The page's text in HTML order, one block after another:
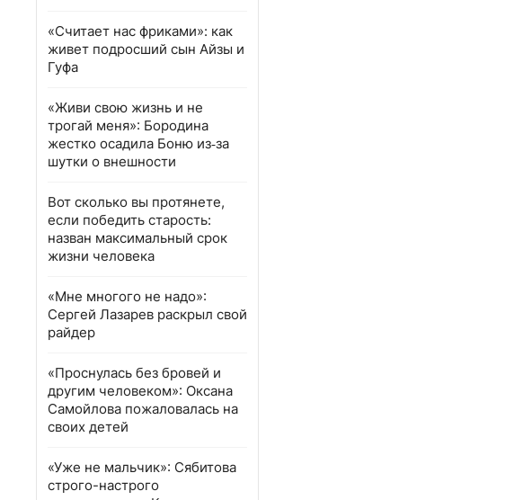
«Считает нас фриками»: как
живет подросший сын Айзы и
Гуфа
«Живи свою жизнь и не
трогай меня»: Бородина
жестко осадила Боню из‑за
шутки о внешности
Вот сколько вы протянете,
если победить старость:
назван максимальный срок
жизни человека
«Мне многого не надо»:
Сергей Лазарев раскрыл свой
райдер
«Проснулась без бровей и
другим человеком»: Оксана
Самойлова пожаловалась на
своих детей
«Уже не мальчик»: Сябитова
строго-настрого